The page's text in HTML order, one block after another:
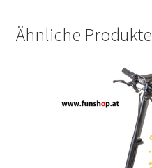
Ähnliche Produkte